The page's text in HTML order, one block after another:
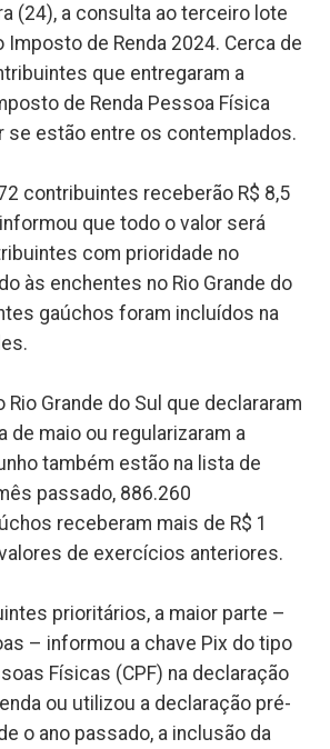
(24), a consulta ao terceiro lote
de Renda 2024. Cerca de
que entregaram a
de Renda Pessoa Física
se estão entre os contemplados.
contribuintes receberão R$ 8,5
que todo o valor será
com prioridade no
às enchentes no Rio Grande do
gaúchos foram incluídos na
Grande do Sul que declararam
de maio ou regularizaram a
também estão na lista de
passado, 886.260
receberam mais de R$ 1
de exercícios anteriores.
prioritários, a maior parte –
– informou a chave Pix do tipo
Físicas (CPF) na declaração
ou utilizou a declaração pré-
o ano passado, a inclusão da